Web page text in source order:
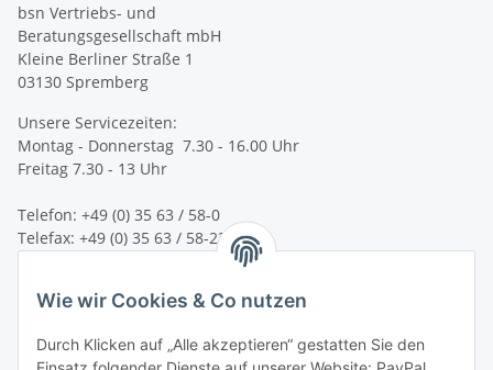
bsn Vertriebs- und
Beratungsgesellschaft mbH
Kleine Berliner Straße 1
03130 Spremberg
Unsere Servicezeiten:
Montag - Donnerstag 7.30 - 16.00 Uhr
Freitag 7.30 - 13 Uhr
Telefon: +49 (0) 35 63 / 58-0
Telefax: +49 (0) 35 63 / 58-231
service@bsn-spremberg.de
Wir versenden mit:
Wie wir Cookies & Co nutzen
Durch Klicken auf „Alle akzeptieren“ gestatten Sie den